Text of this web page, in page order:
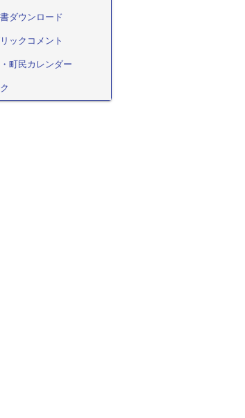
ダウンロード
ックコメント
町民カレンダー